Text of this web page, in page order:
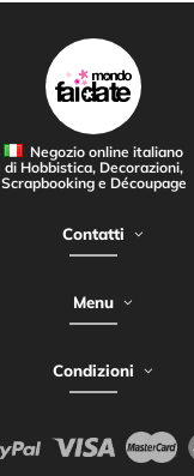
Negozio online italiano
di Hobbistica, Decorazioni,
Scrapbooking e Découpage
Contatti
Menu
Condizioni